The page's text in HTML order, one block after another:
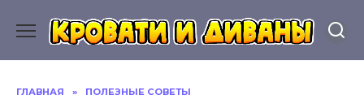
содержанию
ГЛАВНАЯ » ПОЛЕЗНЫЕ СОВЕТЫ